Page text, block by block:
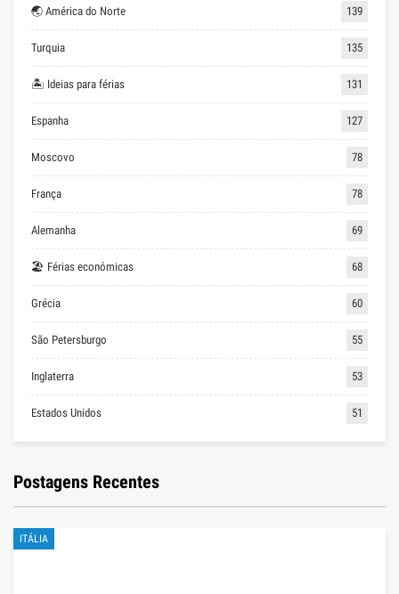
🌏 América do Norte 139
Turquia 135
🏝 Ideias para férias 131
Espanha 127
Moscovo 78
França 78
Alemanha 69
🏖 Férias económicas 68
Grécia 60
São Petersburgo 55
Inglaterra 53
Estados Unidos 51
Postagens Recentes
ITÁLIA